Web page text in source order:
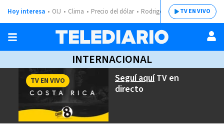
Hoy interesa OIJ Clima Precio del dólar Rodrigo ChavesTV EN VIVO
INTERNACIONAL
Seguí aquíTV en
directo
TV EN VIVO